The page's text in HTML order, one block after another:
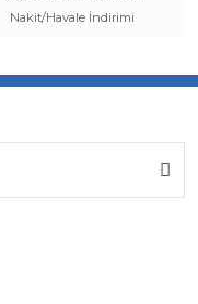
Nakit/Havale İndirimi